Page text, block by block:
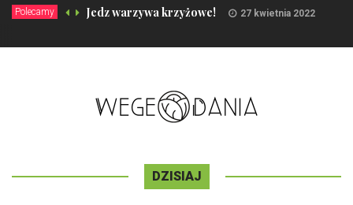
Polecamy Jedz warzywa krzyżowe! 27 kwietnia 2022
DZISIAJ